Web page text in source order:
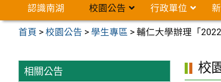
認識南湖 校園公告 行政單位
首頁 >校園公告 > 學生專區 >輔仁大學辦理「
相關公告 校